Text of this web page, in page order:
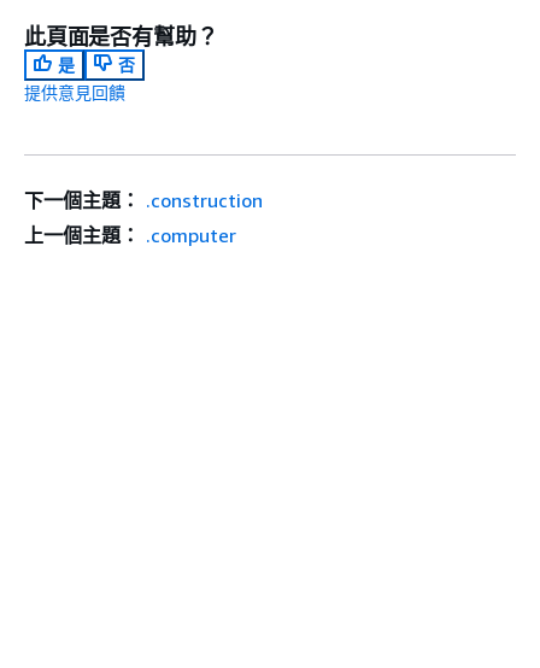
此頁面是否有幫助？
是
否
提供意見回饋
下一個主題： .construction
上一個主題： .computer